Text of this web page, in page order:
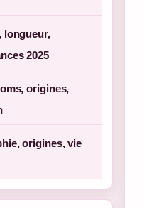
longueur,
2025
origines,
origines, vie